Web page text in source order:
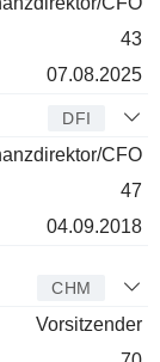
43
07.08.2025
DFI
CFO
47
04.09.2018
CHM
Vorsitzender